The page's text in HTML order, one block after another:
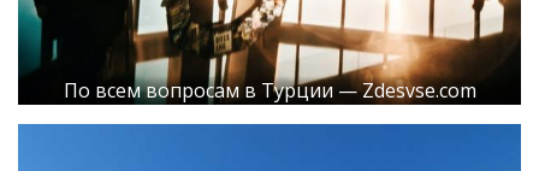
По всем вопросам в Турции — Zdesvse.com